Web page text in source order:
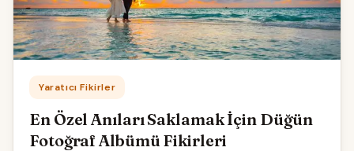
Kategori:
Yaratıcı Fikirler
En Özel Anıları Saklamak İçin Düğün
Fotoğraf Albümü Fikirleri